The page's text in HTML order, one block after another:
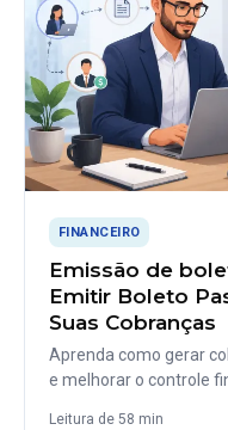
FINANCEIRO
Emissão de
Emitir Boleto
Suas Cobranças
Aprenda como gerar
e melhorar o controle
Leitura de 58 min